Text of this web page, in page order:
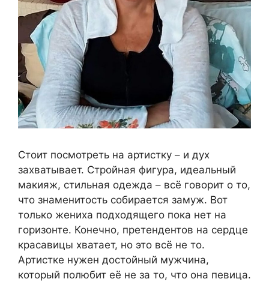
Стоит посмотреть на артистку – и дух
захватывает. Стройная фигура, идеальный
макияж, стильная одежда – всё говорит о то,
что знаменитость собирается замуж. Вот
только жениха подходящего пока нет на
горизонте. Конечно, претендентов на сердце
красавицы хватает, но это всё не то.
Артистке нужен достойный мужчина,
который полюбит её не за то, что она певица.